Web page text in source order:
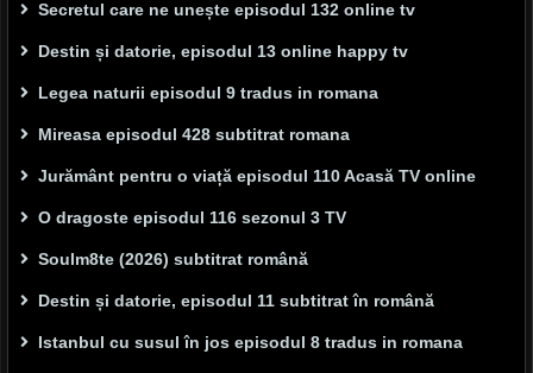
Secretul care ne unește episodul 132 online tv
Destin și datorie, episodul 13 online happy tv
Legea naturii episodul 9 tradus in romana
Mireasa episodul 428 subtitrat romana
Jurământ pentru o viață episodul 110 Acasă TV online
O dragoste episodul 116 sezonul 3 TV
Soulm8te (2026) subtitrat română
Destin și datorie, episodul 11 subtitrat în română
Istanbul cu susul în jos episodul 8 tradus in romana